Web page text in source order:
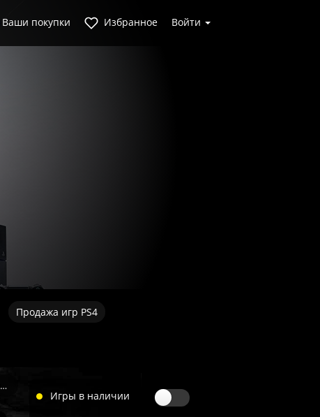
Ваши покупки Избранное Войти
Продажа игр PS4
Kingdom Come: Deliverance - Royal Edition Прокат и аренда П3 активации игры 7 дней
Игры в наличии